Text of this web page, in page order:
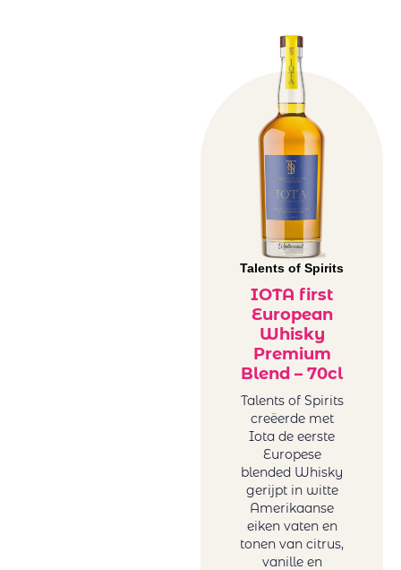
Talents of Spirits
IOTA first
European
Whisky
Premium
Blend – 70cl
Talents of Spirits
creëerde met
Iota de eerste
Europese
blended Whisky
gerijpt in witte
Amerikaanse
eiken vaten en
tonen van citrus,
vanille en